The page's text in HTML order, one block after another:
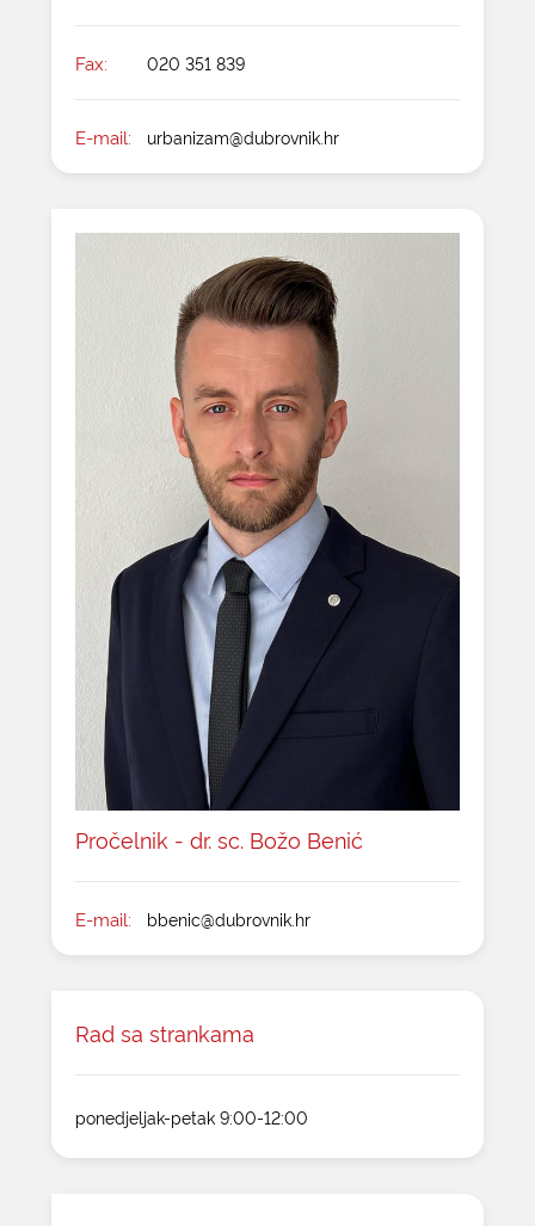
Fax: 020 351 839
E-mail: urbanizam@dubrovnik.hr
Pročelnik - dr. sc. Božo Benić
E-mail: bbenic@dubrovnik.hr
Rad sa strankama
ponedjeljak-petak 9:00-12:00